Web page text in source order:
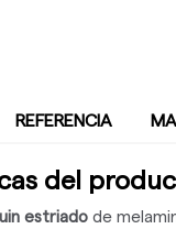
REFERENCIA
del
estriadode